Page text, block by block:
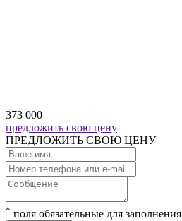
373 000
предложить свою цену
ПРЕДЛОЖИТЬ СВОЮ ЦЕНУ
* поля обязательные для заполнения